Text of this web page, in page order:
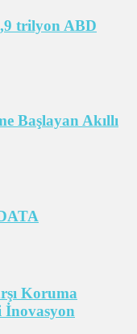
trilyon ABD
Başlayan Akıllı
Koruma
İnovasyon